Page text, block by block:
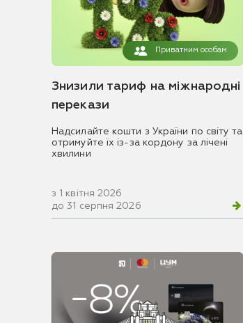
Приватним особам
Знизили тариф на міжнародні
перекази
Надсилайте кошти з України по світу та
отримуйте їх із-за кордону за лічені
хвилини
з 1 квітня 2026
до 31 серпня 2026